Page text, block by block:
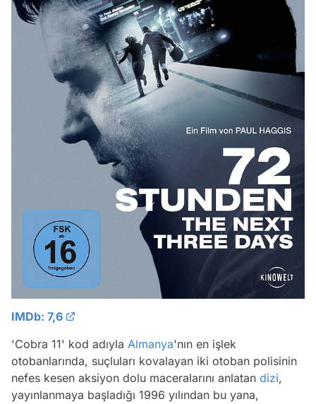
IMDb: 7,6
'Cobra 11' kod adıyla Almanya'nın en işlek
otobanlarında, suçluları kovalayan iki otoban polisinin
nefes kesen aksiyon dolu maceralarını anlatan dizi,
yayınlanmaya başladığı 1996 yılından bu yana,